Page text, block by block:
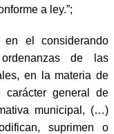
a ley.”;
el considerando
de las
en la materia de
general de
municipal, (…)
suprimen o